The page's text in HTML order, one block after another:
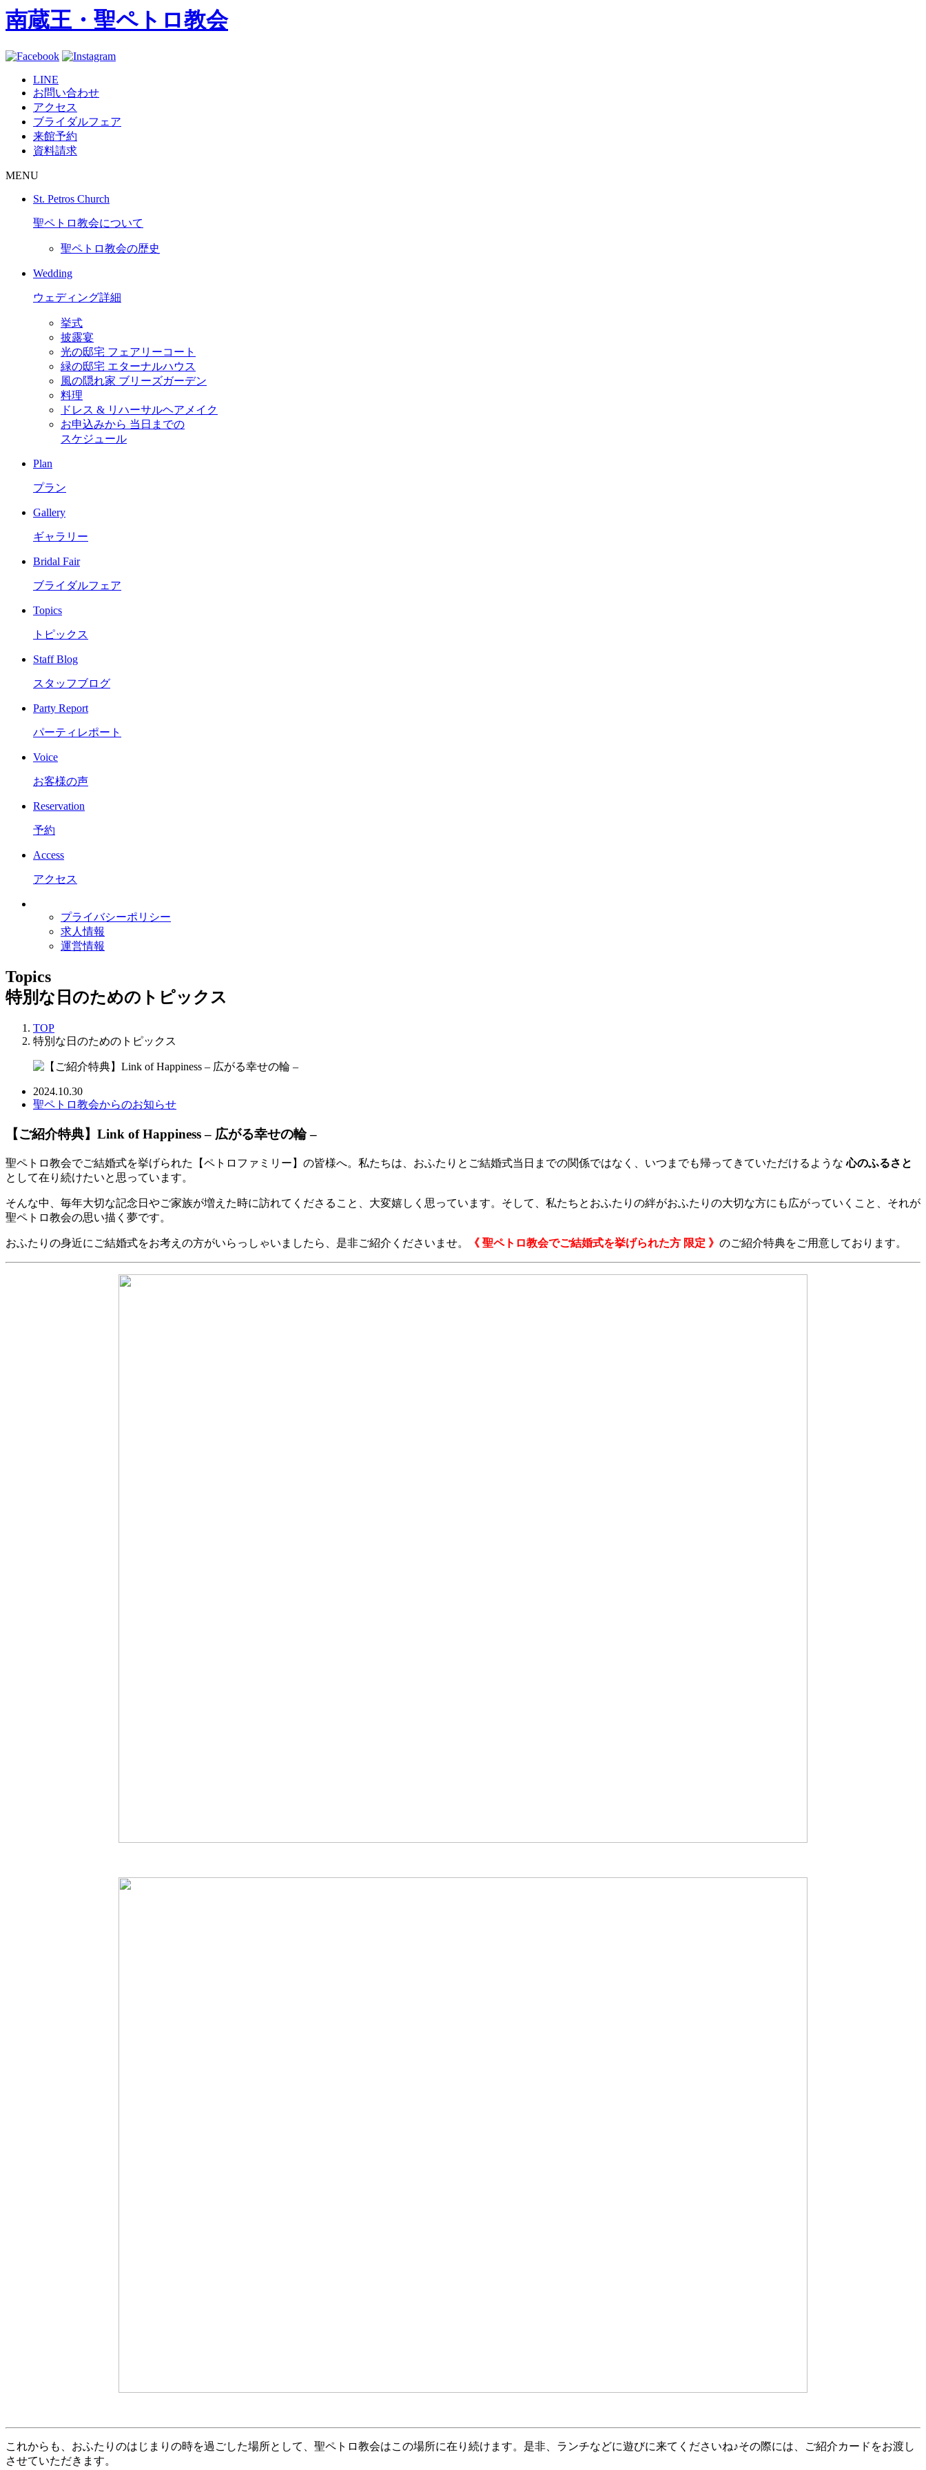
南蔵王・聖ペトロ教会
LINE
お問い合わせ
アクセス
ブライダルフェア
来館予約
資料請求
MENU
St. Petros Church
聖ペトロ教会について
聖ペトロ教会の歴史
Wedding
ウェディング詳細
挙式
披露宴
光の邸宅 フェアリーコート
緑の邸宅 エターナルハウス
風の隠れ家 ブリーズガーデン
料理
ドレス & リハーサルヘアメイク
お申込みから 当日までの
スケジュール
Plan
プラン
Gallery
ギャラリー
Bridal Fair
ブライダルフェア
Topics
トピックス
Staff Blog
スタッフブログ
Party Report
パーティレポート
Voice
お客様の声
Reservation
予約
Access
アクセス
プライバシーポリシー
求人情報
運営情報
Topics
特別な日のためのトピックス
TOP
特別な日のためのトピックス
2024.10.30
聖ペトロ教会からのお知らせ
【ご紹介特典】Link of Happiness – 広がる幸せの輪 –
聖ペトロ教会でご結婚式を挙げられた【ペトロファミリー】の皆様へ。私たちは、おふたりとご結婚式当日までの関係ではなく、いつまでも帰ってきていただけるような心のふるさと
として在り続けたいと思っています。
そんな中、毎年大切な記念日やご家族が増えた時に訪れてくださること、大変嬉しく思っています。そして、私たちとおふたりの絆がおふたりの大切な方にも広がっていくこと、それが
聖ペトロ教会の思い描く夢です。
おふたりの身近にご結婚式をお考えの方がいらっしゃいましたら、是非ご紹介くださいませ。 《 聖ペトロ教会でご結婚式を挙げられた方 限定 》 のご紹介特典をご用意しております。
これからも、おふたりのはじまりの時を過ごした場所として、聖ペトロ教会はこの場所に在り続けます。是非、ランチなどに遊びに来てくださいね♪その際には、ご紹介カードをお渡し
させていただきます。